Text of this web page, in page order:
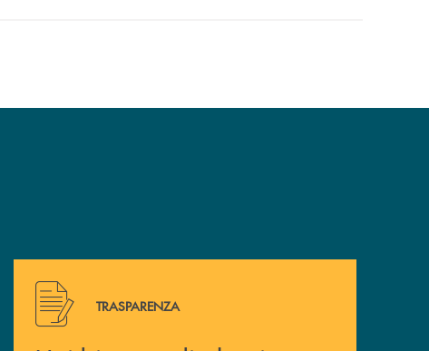
Hai bisogno di alcuni documenti ? Vai alla pagina della
TRASPARENZA